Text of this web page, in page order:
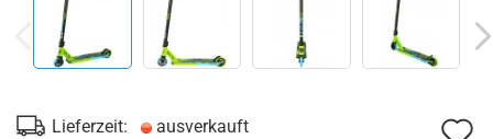
Lieferzeit: ausverkauft